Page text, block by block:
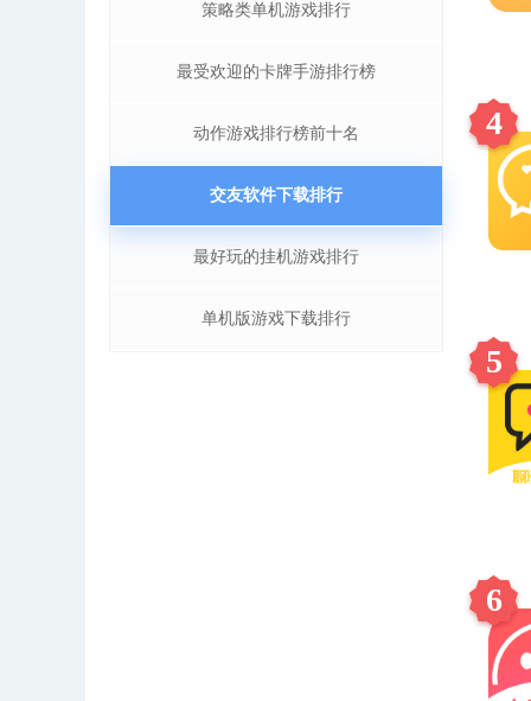
策略类单机游戏排行
最受欢迎的卡牌手游排行榜
动作游戏排行榜前十名
交友软件下载排行
最好玩的挂机游戏排行
单机版游戏下载排行
4
5
6